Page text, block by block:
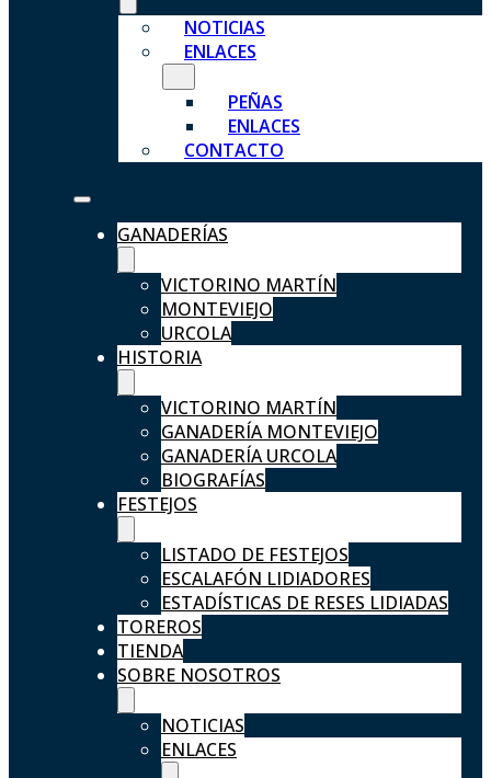
NOTICIAS
ENLACES
PEÑAS
ENLACES
CONTACTO
GANADERÍAS
VICTORINO MARTÍN
MONTEVIEJO
URCOLA
HISTORIA
VICTORINO MARTÍN
GANADERÍA MONTEVIEJO
GANADERÍA URCOLA
BIOGRAFÍAS
FESTEJOS
LISTADO DE FESTEJOS
ESCALAFÓN LIDIADORES
ESTADÍSTICAS DE RESES LIDIADAS
TOREROS
TIENDA
SOBRE NOSOTROS
NOTICIAS
ENLACES